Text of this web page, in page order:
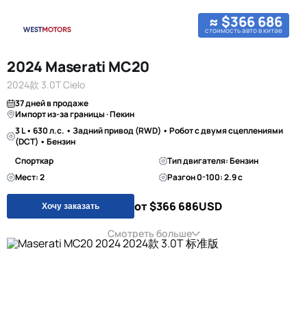
≈ $366 686
стоимость авто в китае
2024 Maserati MC20
2024款 3.0T Cielo
37 дней в продаже
Импорт из-за границы · Пекин
3 L • 630 л.с. • Задний привод (RWD) • Робот с двумя сцеплениями
(DCT) • Бензин
Спорткар
Тип двигателя: Бензин
Мест: 2
Разгон 0-100: 2.9 с
Хочу заказать от $366 686USD
Смотреть больше